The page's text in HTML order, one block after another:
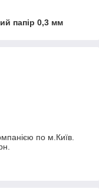
папір 0,3 мм
по м.Київ.